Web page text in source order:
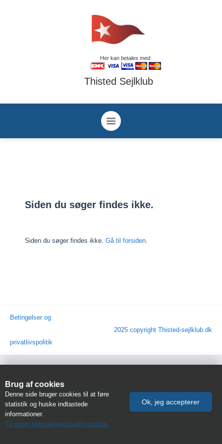
Her kan betales med:
Thisted Sejlklub
Siden du søger findes ikke.
Siden du søger findes ikke. Gå til forsiden.
Betingelser og
privatlivspolitik
2025 copyright Thisted-sejlklub.dk
Brug af cookies
Denne side bruger cookies til at føre
statistik og huske indtastede
informationer.
Til vores betingelser/privatlivspolitik.